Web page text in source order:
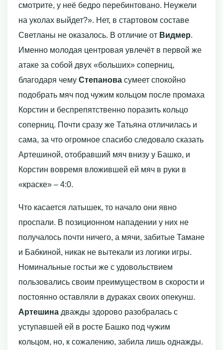
смотрите, у неё бедро перебинтовано. Неужели
на уколах выйдет?». Нет, в стартовом составе
Светланы не оказалось. В отличие от Видмер.
Именно молодая центровая увлечёт в первой же
атаке за собой двух «больших» соперниц,
благодаря чему Степанова сумеет спокойно
подобрать мяч под чужим кольцом после промаха
Корстин и беспрепятственно поразить кольцо
соперниц. Почти сразу же Татьяна отличилась и
сама, за что огромное спасибо следовало сказать
Артешиной, отобравший мяч внизу у Башко, и
Корстин вовремя вложившей ей мяч в руки в
«краске» – 4:0.
Что касается латышек, то начало они явно
проспали. В позиционном нападении у них не
получалось почти ничего, а мячи, забитые Тамане
и Бабкиной, никак не вытекали из логики игры.
Номинальные гостьи же с удовольствием
пользовались своим преимуществом в скорости и
постоянно оставляли в дураках своих опекунш.
Артешина дважды здорово разобралась с
уступавшей ей в росте Башко под чужим
кольцом, но, к сожалению, забила лишь однажды.